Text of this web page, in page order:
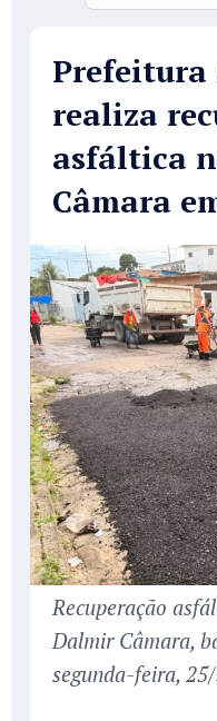
Prefeitura
realiza
asfáltica
Câmara
Recuperação
Dalmir Câmara,
segunda-feira,